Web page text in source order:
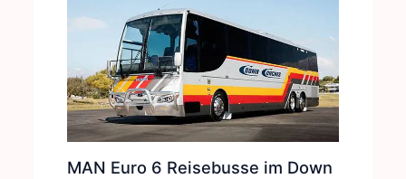
MAN Euro 6 Reisebusse im Down